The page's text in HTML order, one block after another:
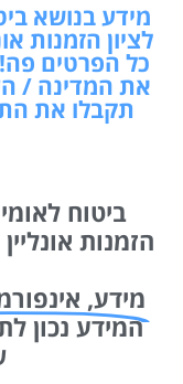
מידע בנושא
לציון הזמנות
כל הפרטים
את המדינה /
תקבלו את
ביטוח
הזמנות
מידע,